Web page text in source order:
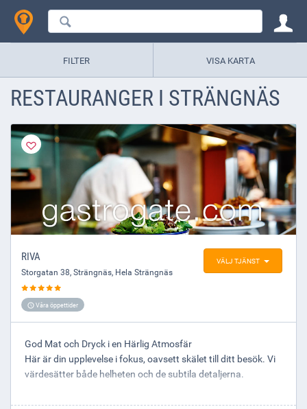
FILTER VISA KARTA
RESTAURANGER I STRÄNGNÄS
VÄLJ TJÄNST
RIVA
Storgatan 38, Strängnäs, Hela Strängnäs
Våra öppettider
God Mat och Dryck i en Härlig Atmosfär
Här är din upplevelse i fokus, oavsett skälet till ditt besök. Vi
värdesätter både helheten och de subtila detaljerna.
Vår filosofi är att erbjuda dig delikat mat och dryck i en